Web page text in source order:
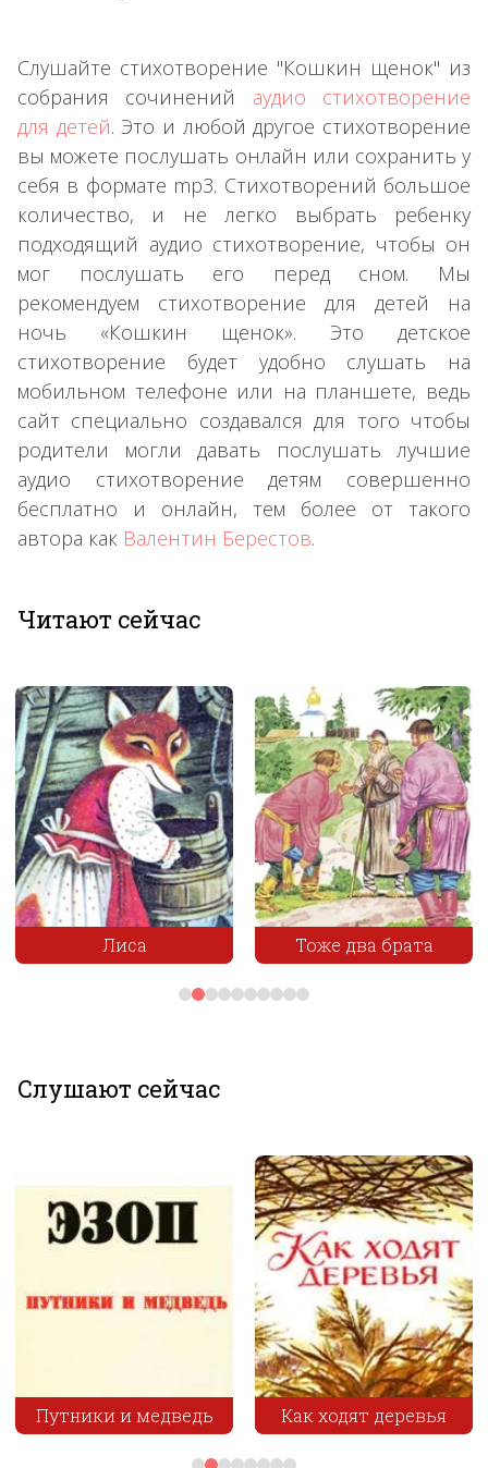
Слушайте стихотворение "Кошкин щенок" из
собрания сочинений аудио стихотворение
для детей. Это и любой другое стихотворение
вы можете послушать онлайн или сохранить у
себя в формате mp3. Стихотворений большое
количество, и не легко выбрать ребенку
подходящий аудио стихотворение, чтобы он
мог послушать его перед сном. Мы
рекомендуем стихотворение для детей на
ночь «Кошкин щенок». Это детское
стихотворение будет удобно слушать на
мобильном телефоне или на планшете, ведь
сайт специально создавался для того чтобы
родители могли давать послушать лучшие
аудио стихотворение детям совершенно
бесплатно и онлайн, тем более от такого
автора как Валентин Берестов.
Читают сейчас
Тоже два брата Иван да Марья
Слушают сейчас
Как ходят деревья Умный